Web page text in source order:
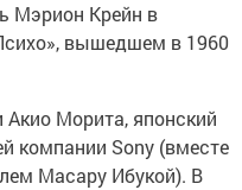
Мэрион Крейн в
вышедшем в 1960
Морита, японский
компании Sony (вместе
Масару Ибукой). В